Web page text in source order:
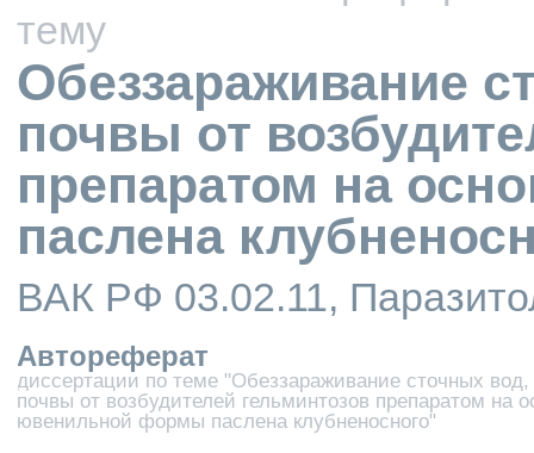
тему
Обеззараживание
почвы от
препаратом на
паслена
ВАК РФ 03.02.11,
Автореферат
диссертации по теме "Обеззараживание сточных
почвы от возбудителей гельминтозов препаратом на
ювенильной формы паслена клубненосного"